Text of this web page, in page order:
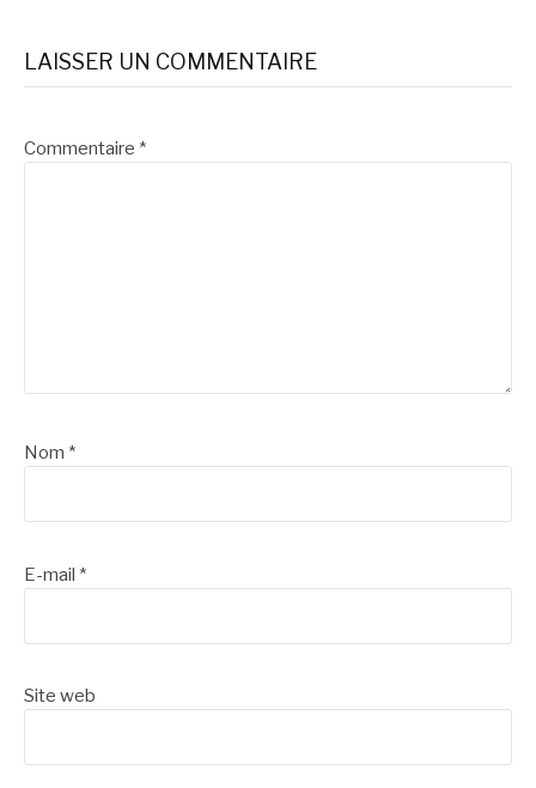
LAISSER UN COMMENTAIRE
Commentaire *
Nom *
E-mail *
Site web